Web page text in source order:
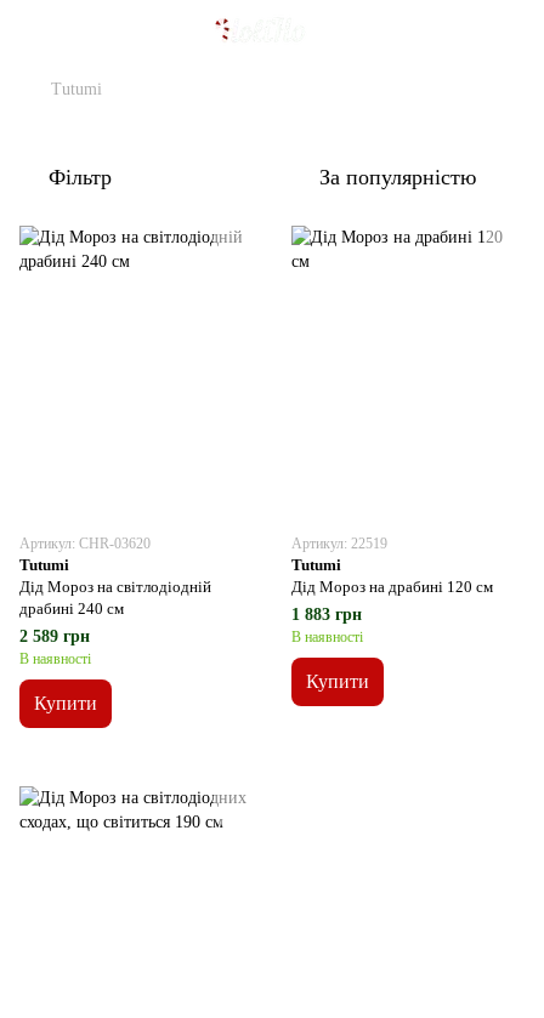
Tutumi
Фільтр За популярністю
Артикул: CHR-03620
Tutumi
Дід Мороз на світлодіодній
драбині 240 см
2 589 грн
В наявності
Купити
Артикул: 22519
Tutumi
Дід Мороз на драбині 120 см
1 883 грн
В наявності
Купити